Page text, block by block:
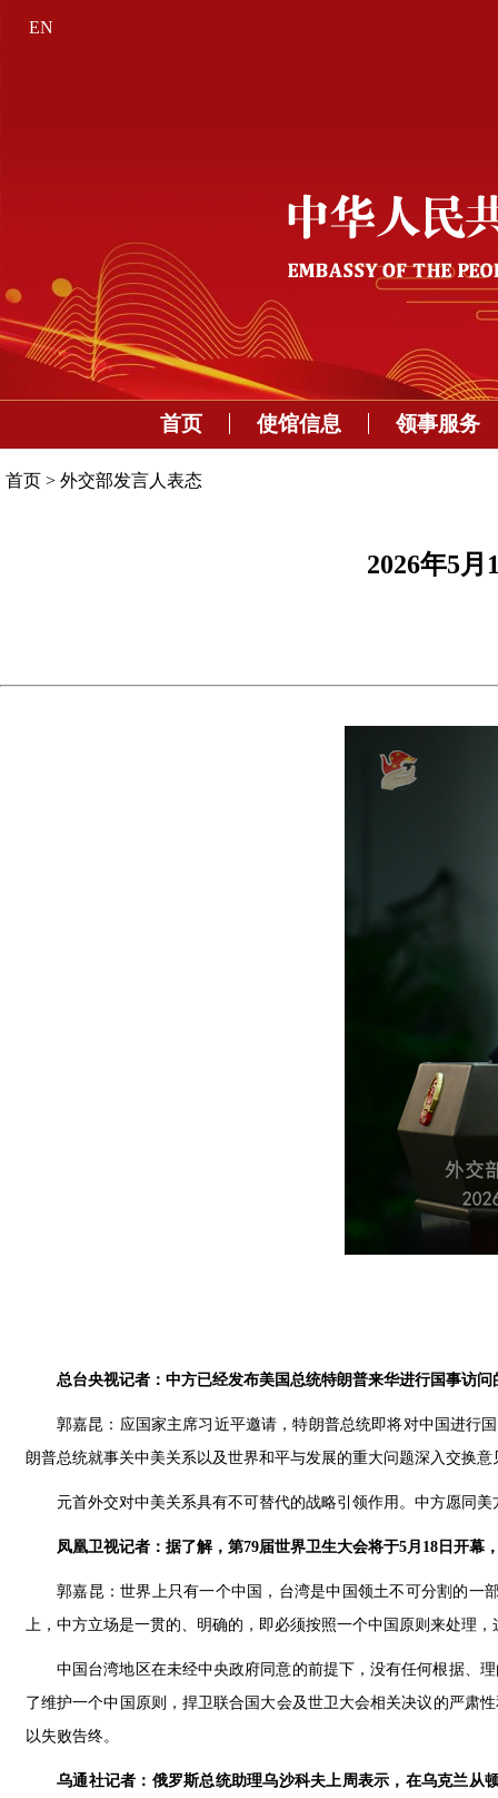
EN
首页 使馆信息 领事服务
首页 > 外交部发言人表态
2026年5
总台央视记者：中方已经发布美国总统特朗普来华进行国事访
郭嘉昆：应国家主席习近平邀请，特朗普总统即将对中国进行
朗普总统就事关中美关系以及世界和平与发展的重大问题深入交换意
元首外交对中美关系具有不可替代的战略引领作用。中方愿同
凤凰卫视记者：据了解，第79届世界卫生大会将于5月18日开
郭嘉昆：世界上只有一个中国，台湾是中国领土不可分割的一
上，中方立场是一贯的、明确的，即必须按照一个中国原则来处理
中国台湾地区在未经中央政府同意的前提下，没有任何根据、
了维护一个中国原则，捍卫联合国大会及世卫大会相关决议的严肃
以失败告终。
乌通社记者：俄罗斯总统助理乌沙科夫上周表示，在乌克兰从